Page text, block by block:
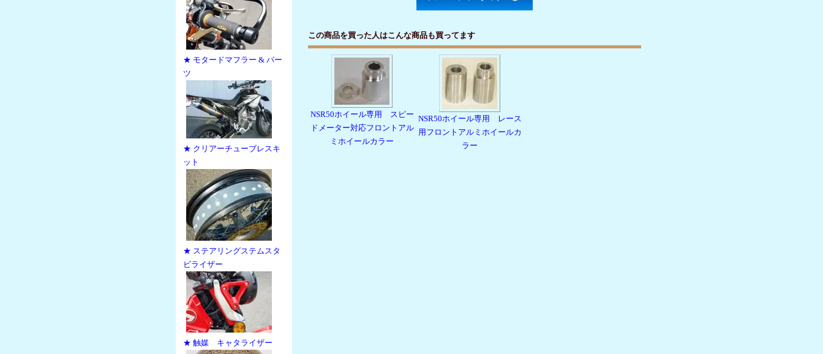
★ モタードマフラー & パー
ツ
★ クリアーチューブレスキ
ット
★ ステアリングステムスタ
ビライザー
★ 触媒 キャタライザー
この商品を買った人はこんな商品も買ってます
NSR50ホイール専用 スピー
ドメーター対応フロントアル
ミホイールカラー
NSR50ホイール専用 レース
用フロントアルミホイールカ
ラー